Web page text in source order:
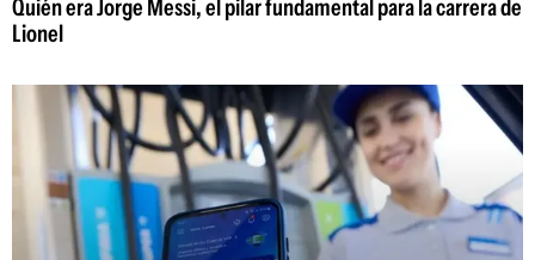
Quién era Jorge Messi, el pilar fundamental para la carrera de
Lionel